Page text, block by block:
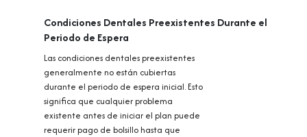
Condiciones Dentales Preexistentes Durante el
Periodo de Espera
Las condiciones dentales preexistentes
generalmente no están cubiertas
durante el periodo de espera inicial. Esto
significa que cualquier problema
existente antes de iniciar el plan puede
requerir pago de bolsillo hasta que